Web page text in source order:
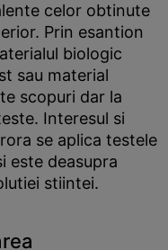
celor obtinute
Prin esantion
biologic
sau material
scopuri dar la
Interesul si
se aplica testele
este deasupra
stiintei.